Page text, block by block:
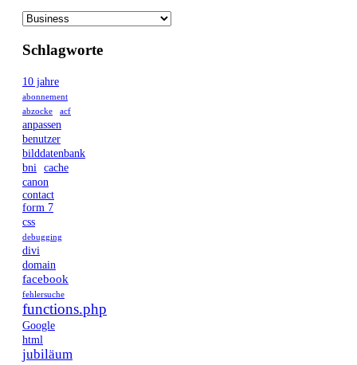
Schlagworte
10 jahre
abonnement
abzocke
acf
anpassen
benutzer
bilddatenbank
bni
cache
canon
contact
form 7
css
debugging
divi
domain
facebook
fehlersuche
functions.php
Google
html
jubiläum